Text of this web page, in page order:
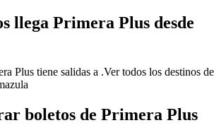
llega Primera Plus desde
Plus tiene salidas a .Ver todos los destinos de
boletos de Primera Plus